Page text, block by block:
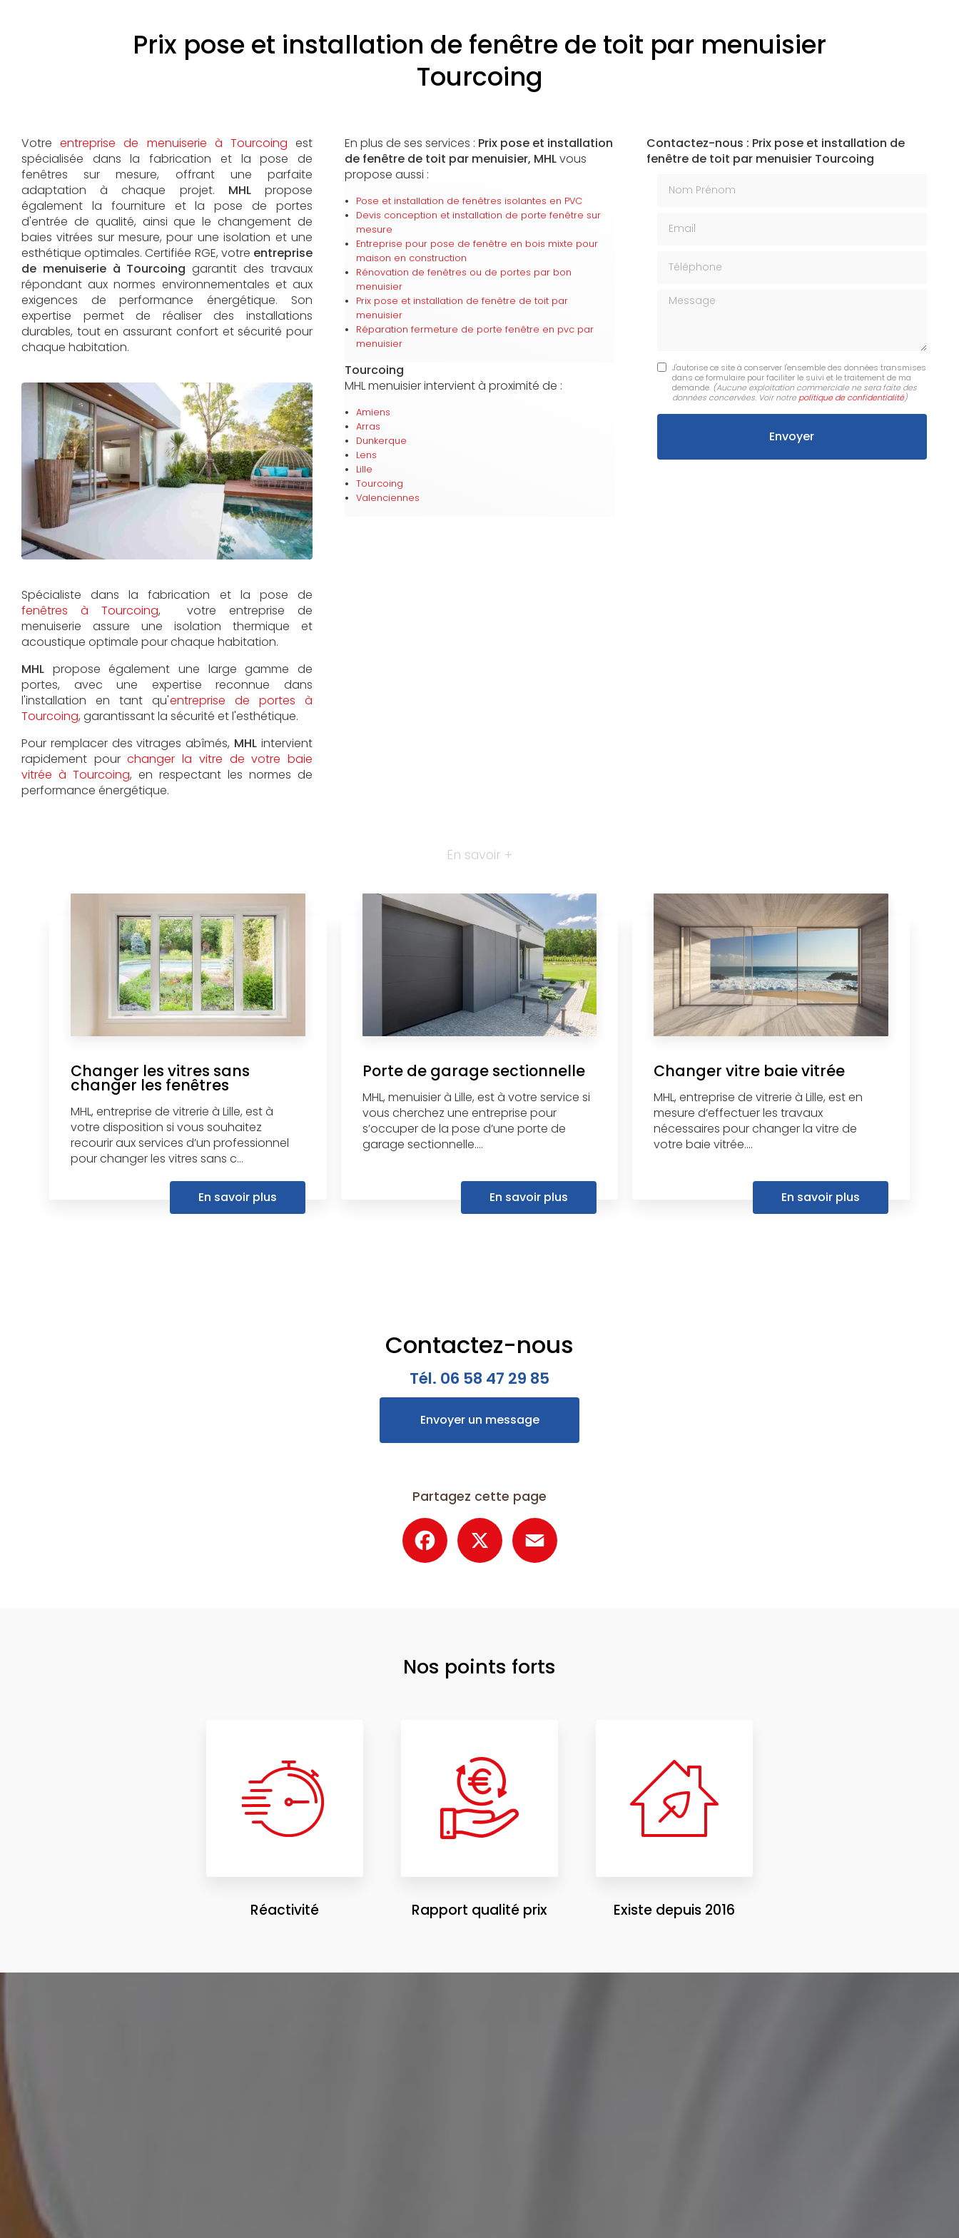
Prix pose et installation de fenêtre de toit par menuisier
Tourcoing
Votreentreprise de menuiserie à Tourcoing est
spécialisée dans la fabrication et la pose de
fenêtres sur mesure, offrant une parfaite
adaptation à chaque projet. MHL propose
également la fourniture et la pose de portes
d'entrée de qualité, ainsi que le changement de
baies vitrées sur mesure, pour une isolation et une
esthétique optimales. Certifiée RGE, votre entreprise
de menuiserie à Tourcoing garantit des travaux
répondant aux normes environnementales et aux
exigences de performance énergétique. Son
expertise permet de réaliser des installations
durables, tout en assurant confort et sécurité pour
chaque habitation.
Spécialiste dans la fabrication et la pose de
fenêtres à Tourcoing, votre entreprise de
menuiserie assure une isolation thermique et
acoustique optimale pour chaque habitation.
MHL propose également une large gamme de
portes, avec une expertise reconnue dans
l'installation en tant qu'entreprise de portes à
Tourcoing, garantissant la sécurité et l'esthétique.
Pour remplacer des vitrages abîmés, MHL intervient
rapidement pourchanger la vitre de votre baie
vitrée à Tourcoing, en respectant les normes de
performance énergétique.
En plus de ses services : Prix pose et installation
de fenêtre de toit par menuisier, MHLvous
propose aussi :
Pose et installation de fenêtres isolantes en PVC
Devis conception et installation de porte fenêtre sur
mesure
Entreprise pour pose de fenêtre en bois mixte pour
maison en construction
Rénovation de fenêtres ou de portes par bon
menuisier
Prix pose et installation de fenêtre de toit par
menuisier
Réparation fermeture de porte fenêtre en pvc par
menuisier
Tourcoing
MHL menuisier intervient à proximité de :
Amiens
Arras
Dunkerque
Lens
Lille
Tourcoing
Valenciennes
Contactez-nous : Prix pose et installation de
fenêtre de toit par menuisier Tourcoing
Message
J'autorise ce site à conserver l'ensemble des données transmises
dans ce formulaire pour faciliter le suivi et le traitement de ma
demande. (Aucune exploitation commerciale ne sera faite des
données concervées. Voir notre politique de confidentialité)
En savoir +
Changer les vitres sans
changer les fenêtres
MHL, entreprise de vitrerie à Lille, est à
votre disposition si vous souhaitez
recourir aux services d’un professionnel
pour changer les vitres sans c...
En savoir plus
Porte de garage sectionnelle
MHL, menuisier à Lille, est à votre service si
vous cherchez une entreprise pour
s’occuper de la pose d’une porte de
garage sectionnelle....
En savoir plus
Changer vitre baie vitrée
MHL, entreprise de vitrerie à Lille, est en
mesure d’effectuer les travaux
nécessaires pour changer la vitre de
votre baie vitrée....
En savoir plus
Contactez-nous
Tél. 06 58 47 29 85
Envoyer un message
Partagez cette page
Facebook
Nos points forts
Réactivité Rapport qualité prix Existe depuis 2016